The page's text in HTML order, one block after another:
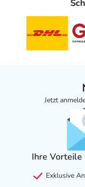
Jetzt
Ihre
Exklusive